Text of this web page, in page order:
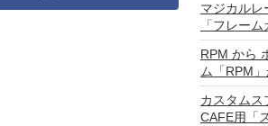
マジカルレ
「フレー
RPM から
ム「RPM
カスタムス
CAFE用「